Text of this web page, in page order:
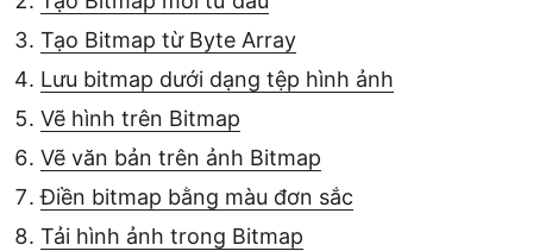
Tạo Bitmap từ Byte Array
Lưu bitmap dưới dạng tệp hình ảnh
Vẽ hình trên Bitmap
Vẽ văn bản trên ảnh Bitmap
Điền bitmap bằng màu đơn sắc
Tải hình ảnh trong Bitmap